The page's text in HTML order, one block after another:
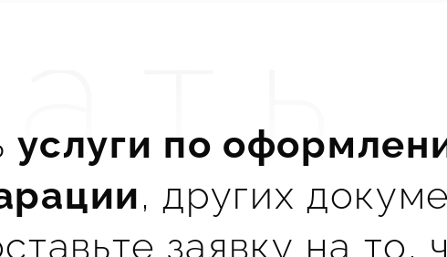
услуги по
, других
заявку на то,